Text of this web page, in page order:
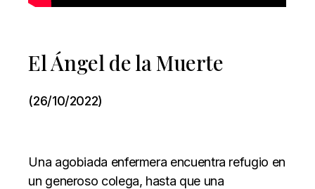
El Ángel de la Muerte
(26/10/2022)
Una agobiada enfermera encuentra refugio en
un generoso colega, hasta que una